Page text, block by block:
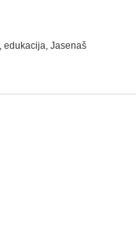
,edukacija , Jasenaš